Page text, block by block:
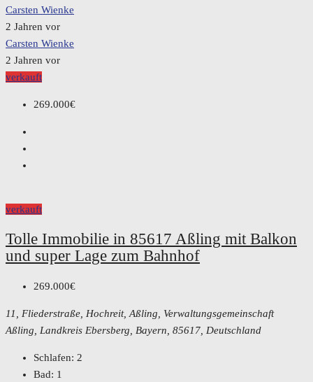
Carsten Wienke
2 Jahren vor
Carsten Wienke
2 Jahren vor
verkauft
269.000€
verkauft
Tolle Immobilie in 85617 Aßling mit Balkon
und super Lage zum Bahnhof
269.000€
11, Fliederstraße, Hochreit, Aßling, Verwaltungsgemeinschaft
Aßling, Landkreis Ebersberg, Bayern, 85617, Deutschland
Schlafen: 2
Bad: 1